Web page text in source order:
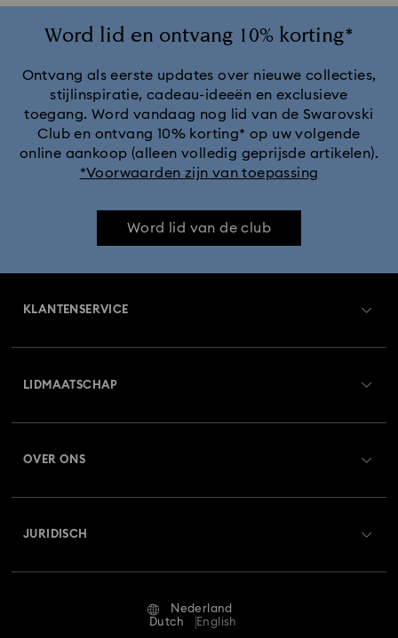
Word lid en ontvang 10% korting*
Ontvang als eerste updates over nieuwe collecties,
stijlinspiratie, cadeau-ideeën en exclusieve
toegang. Word vandaag nog lid van de Swarovski
Club en ontvang 10% korting* op uw volgende
online aankoop (alleen volledig geprijsde artikelen).
*Voorwaarden zijn van toepassing
Word lid van de club
KLANTENSERVICE
Retourneren en ruilen
Reparatiestatus
Neem contact met ons op
LIDMAATSCHAP
OVER ONS
JURIDISCH
Algemene voorwaarden
Nederland
Dutch
English